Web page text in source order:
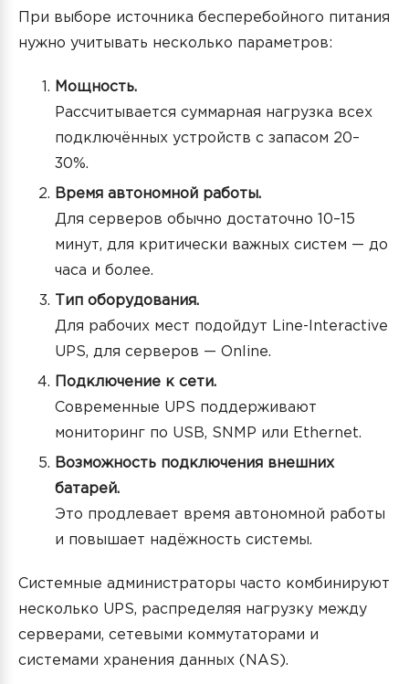
При выборе источника бесперебойного питания
нужно учитывать несколько параметров:
Мощность.
Рассчитывается суммарная нагрузка всех
подключённых устройств с запасом 20–
30%.
Время автономной работы.
Для серверов обычно достаточно 10–15
минут, для критически важных систем — до
часа и более.
Тип оборудования.
Для рабочих мест подойдут Line-Interactive
UPS, для серверов — Online.
Подключение к сети.
Современные UPS поддерживают
мониторинг по USB, SNMP или Ethernet.
Возможность подключения внешних
батарей.
Это продлевает время автономной работы
и повышает надёжность системы.
Системные администраторы часто комбинируют
несколько UPS, распределяя нагрузку между
серверами, сетевыми коммутаторами и
системами хранения данных (NAS).